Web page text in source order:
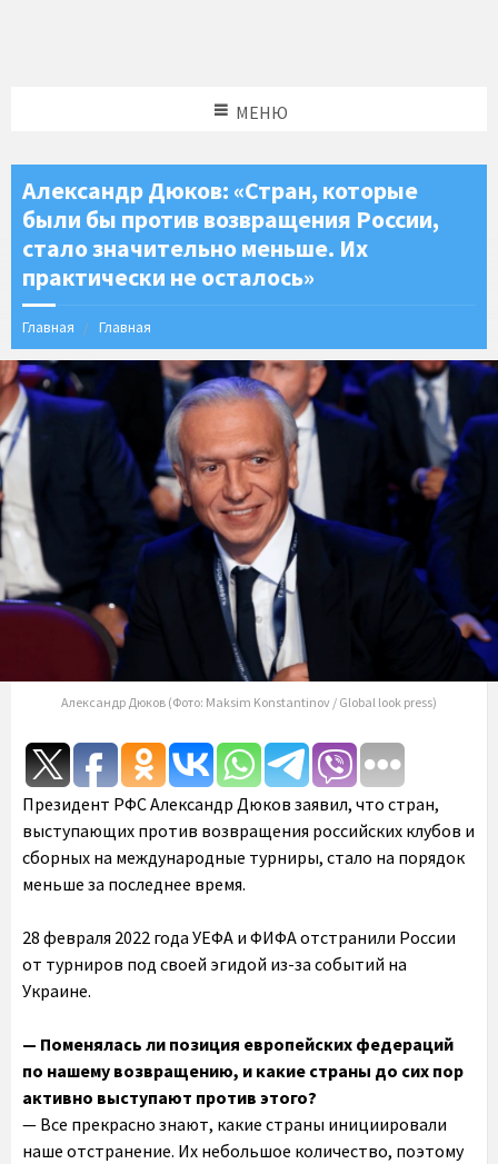
МЕНЮ
Александр Дюков: «Стран, которые
были бы против возвращения России,
стало значительно меньше. Их
практически не осталось»
Главная Главная
Александр Дюков (Фото: Maksim Konstantinov / Global look press)
Президент РФСАлександр Дюков заявил, что стран,
выступающих против возвращения российских клубов и
сборных на международные турниры, стало на порядок
меньше за последнее время.
28 февраля 2022 года УЕФА и ФИФА отстранили России
от турниров под своей эгидой из-за событий на
Украине.
— Поменялась ли позиция европейских федераций
по нашему возвращению, и какие страны до сих пор
активно выступают против этого?
— Все прекрасно знают, какие страны инициировали
наше отстранение. Их небольшое количество, поэтому